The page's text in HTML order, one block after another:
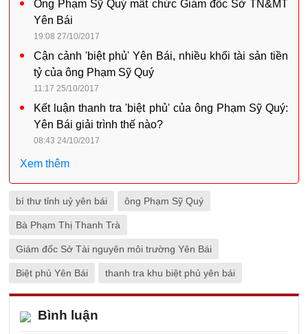
Ông Phạm Sỹ Quý mất chức Giám đốc Sở TN&MT
Yên Bái
19:08 27/10/2017
Cận cảnh 'biệt phủ' Yên Bái, nhiều khối tài sản tiền
tỷ của ông Phạm Sỹ Quý
11:17 25/10/2017
Kết luận thanh tra 'biệt phủ' của ông Phạm Sỹ Quý:
Yên Bái giải trình thế nào?
08:43 24/10/2017
Xem thêm
bí thư tỉnh uỷ yên bái ông Phạm Sỹ Quý
Bà Phạm Thị Thanh Trà
Giám đốc Sở Tài nguyên môi trường Yên Bái
Biệt phủ Yên Bái thanh tra khu biệt phủ yên bái
Bình luận